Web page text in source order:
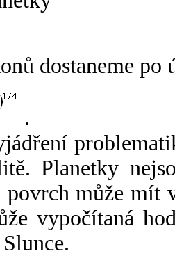
dostaneme po
.
Planetky
může mít
vypočítaná